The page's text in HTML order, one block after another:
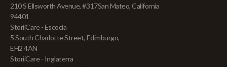
210 S Ellsworth Avenue, #317San Mateo, California
94401
StoriiCare - Escocia
5 South Charlotte Street, Edimburgo,
EH2 4AN
StoriiCare - Inglaterra